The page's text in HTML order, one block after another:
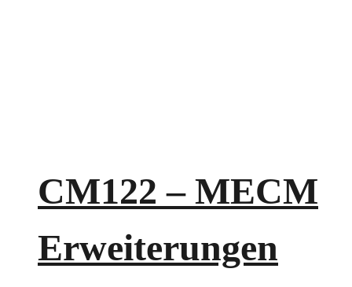
CM122 – MECM
Erweiterungen